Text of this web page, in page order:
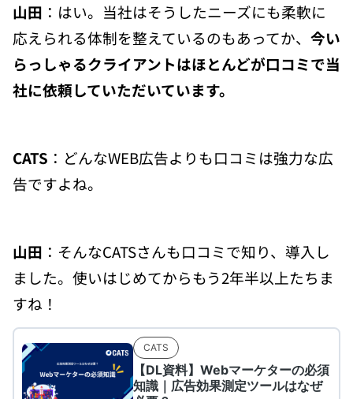
山田 ：はい。当社はそうしたニーズにも柔軟に
応えられる体制を整えているのもあってか、 今い
らっしゃるクライアントはほとんどが口コミで当
社に依頼していただいています。
CATS ：どんなWEB広告よりも口コミは強力な広
告ですよね。
山田 ：そんなCATSさんも口コミで知り、導入し
ました。使いはじめてからもう2年半以上たちま
すね！